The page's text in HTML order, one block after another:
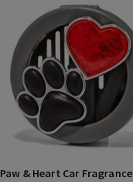
Paw & Heart Car Fragrance